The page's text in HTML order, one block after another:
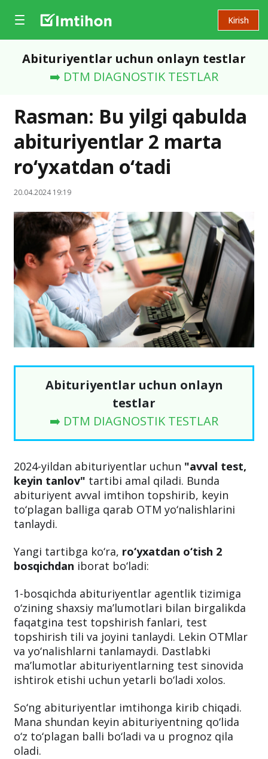
Kirish
Abituriyentlar uchun onlayn testlar
➡️ DTM DIAGNOSTIK TESTLAR
Rasman: Bu yilgi qabulda
abituriyentlar 2 marta
ro‘yxatdan o‘tadi
20.04.2024 19:19
Abituriyentlar uchun onlayn
testlar
➡️ DTM DIAGNOSTIK TESTLAR
2024-yildan abituriyentlar uchun "avval test,
keyin tanlov" tartibi amal qiladi. Bunda
abituriyent avval imtihon topshirib, keyin
to‘plagan balliga qarab OTM yo‘nalishlarini
tanlaydi.
Yangi tartibga ko‘ra, ro‘yxatdan o‘tish 2
bosqichdan iborat bo‘ladi:
1-bosqichda abituriyentlar agentlik tizimiga
o‘zining shaxsiy ma’lumotlari bilan birgalikda
faqatgina test topshirish fanlari, test
topshirish tili va joyini tanlaydi. Lekin OTMlar
va yo‘nalishlarni tanlamaydi. Dastlabki
ma’lumotlar abituriyentlarning test sinovida
ishtirok etishi uchun yetarli bo‘ladi xolos.
So‘ng abituriyentlar imtihonga kirib chiqadi.
Mana shundan keyin abituriyentning qo‘lida
o‘z to‘plagan balli bo‘ladi va u prognoz qila
oladi.